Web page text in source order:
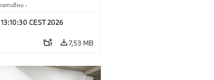
·
CEST 2026
7,53 MB